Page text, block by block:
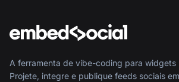
A ferramenta de vibe-coding para widgets
Projete, integre e publique feeds sociais em